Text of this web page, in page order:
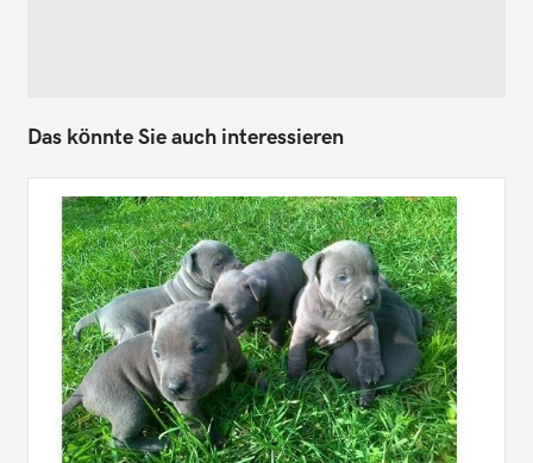
Das könnte Sie auch interessieren